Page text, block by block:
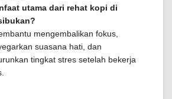
utama dari rehat kopi di
mengembalikan fokus,
suasana hati, dan
tingkat stres setelah bekerja